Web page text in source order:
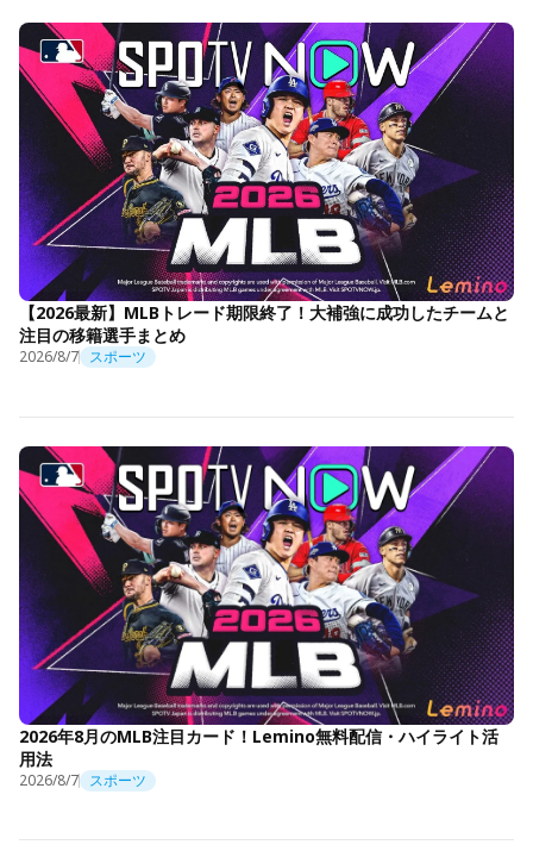
【2026最新】MLBトレード期限終了！大補強に成功したチームと
注目の移籍選手まとめ
2026/8/7 スポーツ
2026年8月のMLB注目カード！Lemino無料配信・ハイライト活
用法
2026/8/7 スポーツ